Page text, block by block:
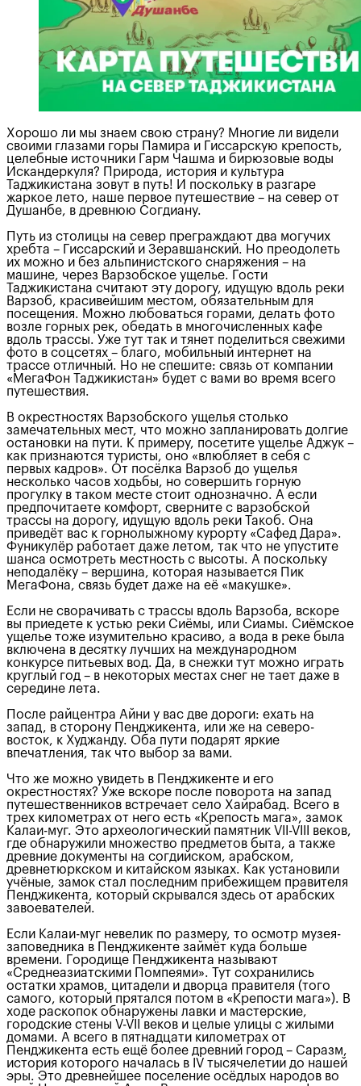
Хорошо ли мы знаем свою страну? Многие ли видели
своими глазами горы Памира и Гиссарскую крепость,
целебные источники Гарм Чашма и бирюзовые воды
Искандеркуля? Природа, история и культура
Таджикистана зовут в путь! И поскольку в разгаре
жаркое лето, наше первое путешествие – на север от
Душанбе, в древнюю Согдиану.
Путь из столицы на север преграждают два могучих
хребта – Гиссарский и Зеравшанский. Но преодолеть
их можно и без альпинистского снаряжения – на
машине, через Варзобское ущелье. Гости
Таджикистана считают эту дорогу, идущую вдоль реки
Варзоб, красивейшим местом, обязательным для
посещения. Можно любоваться горами, делать фото
возле горных рек, обедать в многочисленных кафе
вдоль трассы. Уже тут так и тянет поделиться свежими
фото в соцсетях – благо, мобильный интернет на
трассе отличный. Но не спешите: связь от компании
«МегаФон Таджикистан» будет с вами во время всего
путешествия.
В окрестностях Варзобского ущелья столько
замечательных мест, что можно запланировать долгие
остановки на пути. К примеру, посетите ущелье Аджук –
как признаются туристы, оно «влюбляет в себя с
первых кадров». От посёлка Варзоб до ущелья
несколько часов ходьбы, но совершить горную
прогулку в таком месте стоит однозначно. А если
предпочитаете комфорт, сверните с варзобской
трассы на дорогу, идущую вдоль реки Такоб. Она
приведёт вас к горнолыжному курорту «Сафед Дара».
Фуникулёр работает даже летом, так что не упустите
шанса осмотреть местность с высоты. А поскольку
неподалёку – вершина, которая называется Пик
МегаФона, связь будет даже на её «макушке».
Если не сворачивать с трассы вдоль Варзоба, вскоре
вы приедете к устью реки Сиёмы, или Сиамы. Сиёмское
ущелье тоже изумительно красиво, а вода в реке была
включена в десятку лучших на международном
конкурсе питьевых вод. Да, в снежки тут можно играть
круглый год – в некоторых местах снег не тает даже в
середине лета.
После райцентра Айни у вас две дороги: ехать на
запад, в сторону Пенджикента, или же на северо-
восток, к Худжанду. Оба пути подарят яркие
впечатления, так что выбор за вами.
Что же можно увидеть в Пенджикенте и его
окрестностях? Уже вскоре после поворота на запад
путешественников встречает село Хайрабад. Всего в
трех километрах от него есть «Крепость мага», замок
Калаи-муг. Это археологический памятник VII-VIII веков,
где обнаружили множество предметов быта, а также
древние документы на согдийском, арабском,
древнетюркском и китайском языках. Как установили
учёные, замок стал последним прибежищем правителя
Пенджикента, который скрывался здесь от арабских
завоевателей.
Если Калаи-муг невелик по размеру, то осмотр музея-
заповедника в Пенджикенте займёт куда больше
времени. Городище Пенджикента называют
«Среднеазиатскими Помпеями». Тут сохранились
остатки храмов, цитадели и дворца правителя (того
самого, который прятался потом в «Крепости мага»). В
ходе раскопок обнаружены лавки и мастерские,
городские стены V-VII веков и целые улицы с жилыми
домами. А всего в пятнадцати километрах от
Пенджикента есть ещё более древний город – Саразм,
история которого началась в IV тысячелетии до нашей
эры. Это древнейшее поселение осёдлых народов во